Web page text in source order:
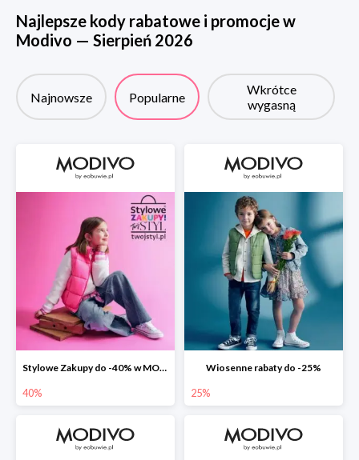
Najlepsze kody rabatowe i promocje w
Modivo — Sierpień 2026
Najnowsze Popularne
Wkrótce
wygasną
Stylowe Zakupy do -40% w MODIVO
40%
Wiosenne rabaty do -25%
25%